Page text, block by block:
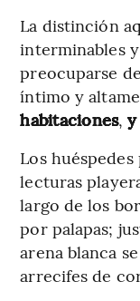
La distinción
interminables
preocuparse
íntimo y
habitaciones,
Los
lecturas
largo de los
por palapas;
arena blanca
arrecifes de